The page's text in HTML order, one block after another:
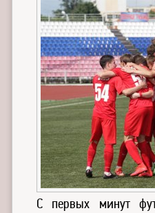
С первых минут